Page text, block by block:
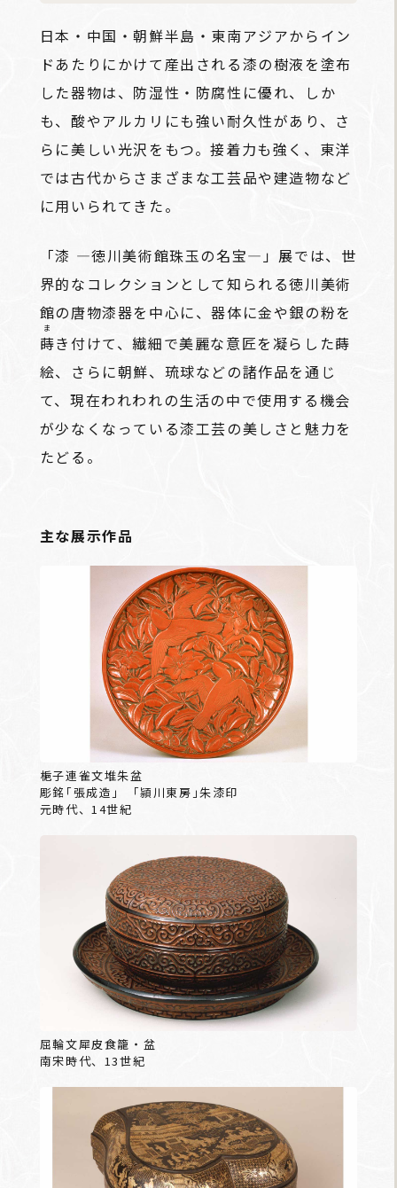
日本・中国・朝鮮半島・東南アジアからイン
ドあたりにかけて産出される漆の樹液を塗布
した器物は、防湿性・防腐性に優れ、しか
も、酸やアルカリにも強い耐久性があり、さ
らに美しい光沢をもつ。接着力も強く、東洋
では古代からさまざまな工芸品や建造物など
に用いられてきた。
「漆 ―徳川美術館珠玉の名宝―」展では、世
界的なコレクションとして知られる徳川美術
館の唐物漆器を中心に、器体に金や銀の粉を
蒔
ま
き付けて、繊細で美麗な意匠を凝らした蒔
絵、さらに朝鮮、琉球などの諸作品を通じ
て、現在われわれの生活の中で使用する機会
が少なくなっている漆工芸の美しさと魅力を
たどる。
主な展示作品
梔子連雀文堆朱盆
彫銘｢張成造｣ ｢頴川東房｣朱漆印
元時代、14世紀
屈輪文犀皮食籠・盆
南宋時代、13世紀